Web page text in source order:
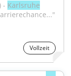
- Karlsruhe
Vollzeit